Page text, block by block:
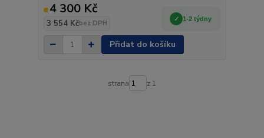
4 300 Kč
3 554 Kčbez DPH
1-2 týdny
Přidat do košíku
strana z 1